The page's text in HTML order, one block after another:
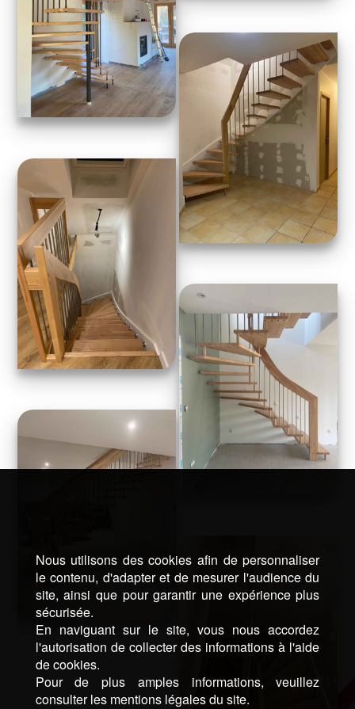
Nous utilisons des cookies afin de personnaliser
le contenu, d'adapter et de mesurer l'audience du
site, ainsi que pour garantir une expérience plus
sécurisée.
En naviguant sur le site, vous nous accordez
l'autorisation de collecter des informations à l'aide
de cookies.
Pour de plus amples informations, veuillez
consulter les mentions légales du site.